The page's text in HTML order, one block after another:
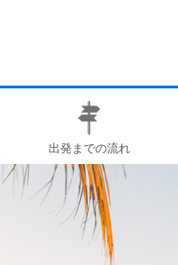
出発までの流れ